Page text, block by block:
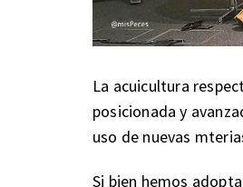
La acuicultura
posicionada y
uso de nuevas
Si bien hemos